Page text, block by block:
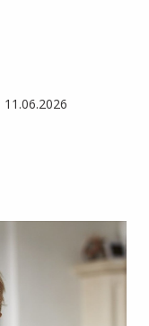
11.06.2026